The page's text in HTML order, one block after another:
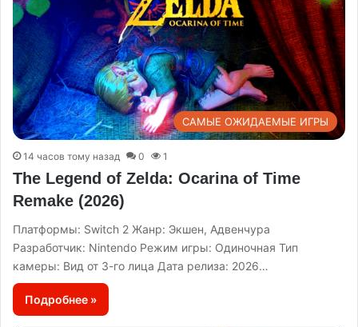
САМЫЕ ОЖИДАЕМЫЕ ИГРЫ
14 часов тому назад 0 1
The Legend of Zelda: Ocarina of Time
Remake (2026)
Платформы: Switch 2 Жанр: Экшен, Адвенчура
Разработчик: Nintendo Режим игры: Одиночная Тип
камеры: Вид от 3-го лица Дата релиза: 2026…
Подробнее »